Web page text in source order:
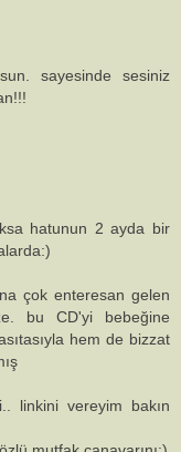
sayesinde sesiniz
hatunun 2 ayda bir
çok enteresan gelen
bu CD'yi bebeğine
hem de bizzat
linkini vereyim bakın